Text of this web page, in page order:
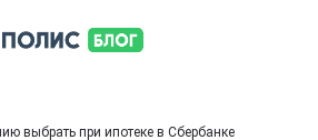
выбрать при ипотеке в Сбербанке